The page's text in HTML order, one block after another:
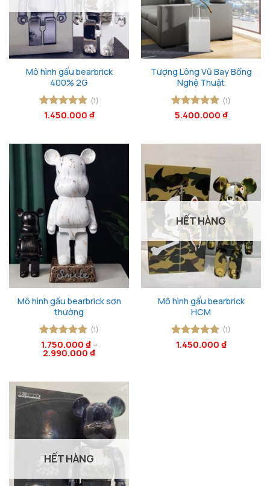
Mô hình gấu bearbrick
400% 2G
Được xếp
(1)
1.450.000 ₫
Tượng Lông Vũ Bay Bổng
Nghệ Thuật
Được xếp
(1)
5.400.000 ₫
Mô hình gấu bearbrick sơn
thường
Được xếp
hạng55
(1)
1.750.000 ₫–
2.990.000 ₫
HẾT HÀNG
Mô hình gấu bearbrick
HCM
Được xếp
(1)
1.450.000 ₫
HẾT HÀNG